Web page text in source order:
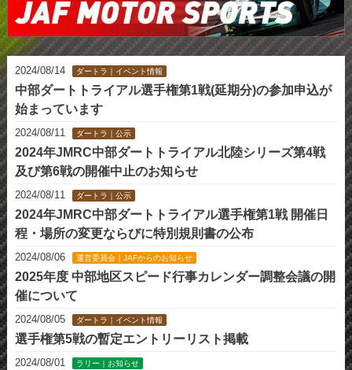
2024/08/14 ダートラ｜イベント情報
中部ダートトライアル選手権第1戦(延期分)の参加申込が
始まっています
2024/08/11 ダートラ｜公示
2024年JMRC中部ダートトライアル北陸シリーズ第4戦
及び第6戦の開催中止のお知らせ
2024/08/11 ダートラ｜公示
2024年JMRC中部ダートトライアル選手権第1戦 開催日
程・場所の変更ならびに特別規則書の公布
2024/08/06 運営委員会｜JAFからのお知らせ
2025年度 中部地区スピード行事カレンダー調整会議の開
催について
2024/08/05 ダートラ｜イベント情報
選手権第5戦の暫定エントリーリスト掲載
2024/08/01 ラリー｜お知らせ